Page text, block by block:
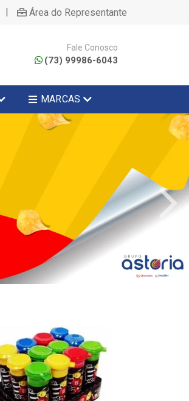
| Área do Representante
Fale Conosco
(73) 99986-6043
MARCAS